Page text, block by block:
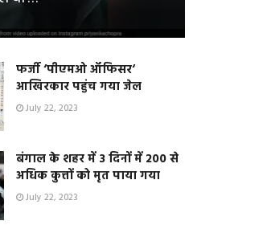
फर्जी ‘पीएमओ ऑफिसर‘
आखिरकार पहुंच गया जेल
July 22, 2023
बंगाल के शहर में 3 दिनों में 200 से
अधिक कुत्तों को मृत पाया गया
July 22, 2023